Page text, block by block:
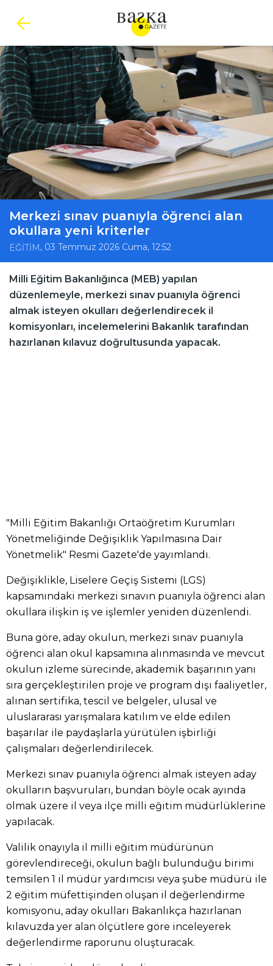
Merkezi sınav puanıyla öğrenci alan
okullara yeni kriterler
EĞİTİM , 03 Temmuz 2026 Cuma, 12:52
Milli Eğitim Bakanlığınca (MEB) yapılan
düzenlemeyle, merkezi sınav puanıyla öğrenci
almak isteyen okulları değerlendirecek il
komisyonları, incelemelerini Bakanlık tarafından
hazırlanan kılavuz doğrultusunda yapacak.
"Milli Eğitim Bakanlığı Ortaöğretim Kurumları
Yönetmeliğinde Değişiklik Yapılmasına Dair
Yönetmelik" Resmi Gazete'de yayımlandı.
Değişiklikle, Liselere Geçiş Sistemi (LGS)
kapsamındaki merkezi sınavın puanıyla öğrenci alan
okullara ilişkin iş ve işlemler yeniden düzenlendi.
Buna göre, aday okulun, merkezi sınav puanıyla
öğrenci alan okul kapsamına alınmasında ve mevcut
okulun izleme sürecinde, akademik başarının yanı
sıra gerçekleştirilen proje ve program dışı faaliyetler,
alınan sertifika, tescil ve belgeler, ulusal ve
uluslararası yarışmalara katılım ve elde edilen
başarılar ile paydaşlarla yürütülen işbirliği
çalışmaları değerlendirilecek.
Merkezi sınav puanıyla öğrenci almak isteyen aday
okulların başvuruları, bundan böyle ocak ayında
olmak üzere il veya ilçe milli eğitim müdürlüklerine
yapılacak.
Valilik onayıyla il milli eğitim müdürünün
görevlendireceği, okulun bağlı bulunduğu birimi
temsilen 1 il müdür yardımcısı veya şube müdürü ile
2 eğitim müfettişinden oluşan il değerlendirme
komisyonu, aday okulları Bakanlıkça hazırlanan
kılavuzda yer alan ölçütlere göre inceleyerek
değerlendirme raporunu oluşturacak.